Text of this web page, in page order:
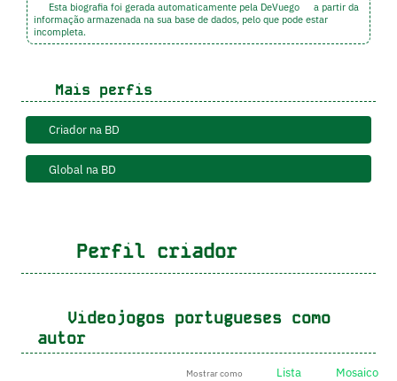
Esta biografia foi gerada automaticamente pela DeVuego
a partir da
informação armazenada na sua base de dados, pelo que pode estar
incompleta.
Mais perfis
Criador na BD
Global na BD
Perfil criador
Videojogos portugueses como
autor
Mostrar como Lista Mosaico